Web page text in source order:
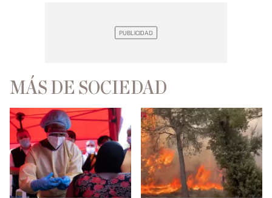
MÁS DE SOCIEDAD